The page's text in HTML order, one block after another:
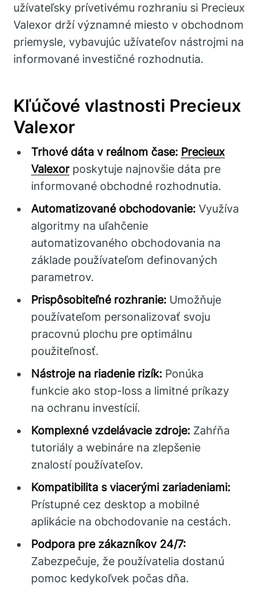
užívateľsky prívetivému rozhraniu si Precieux
Valexor drží významné miesto v obchodnom
priemysle, vybavujúc užívateľov nástrojmi na
informované investičné rozhodnutia.
Kľúčové vlastnosti Precieux
Valexor
Trhové dáta v reálnom čase: Precieux
Valexor poskytuje najnovšie dáta pre
informované obchodné rozhodnutia.
Automatizované obchodovanie: Využíva
algoritmy na uľahčenie
automatizovaného obchodovania na
základe používateľom definovaných
parametrov.
Prispôsobiteľné rozhranie: Umožňuje
používateľom personalizovať svoju
pracovnú plochu pre optimálnu
použiteľnosť.
Nástroje na riadenie rizík: Ponúka
funkcie ako stop-loss a limitné príkazy
na ochranu investícií.
Komplexné vzdelávacie zdroje: Zahŕňa
tutoriály a webináre na zlepšenie
znalostí používateľov.
Kompatibilita s viacerými zariadeniami:
Prístupné cez desktop a mobilné
aplikácie na obchodovanie na cestách.
Podpora pre zákazníkov 24/7:
Zabezpečuje, že používatelia dostanú
pomoc kedykoľvek počas dňa.